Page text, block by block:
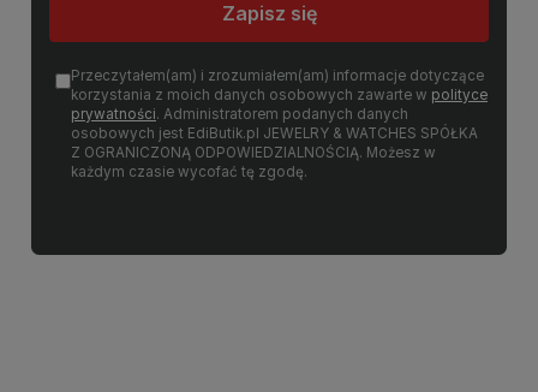
Zapisz się
Przeczytałem(am) i zrozumiałem(am) informacje dotyczące
korzystania z moich danych osobowych zawarte w polityce
prywatności. Administratorem podanych danych
osobowych jest EdiButik.pl JEWELRY & WATCHES SPÓŁKA
Z OGRANICZONĄ ODPOWIEDZIALNOŚCIĄ. Możesz w
każdym czasie wycofać tę zgodę.